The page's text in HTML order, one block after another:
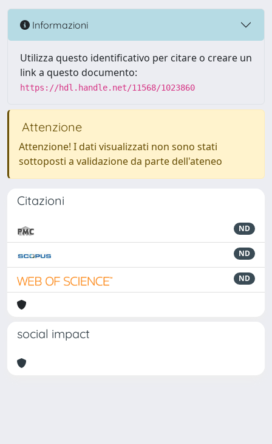
Informazioni
Utilizza questo identificativo per citare o creare un
link a questo documento:
https://hdl.handle.net/11568/1023860
Attenzione
Attenzione! I dati visualizzati non sono stati
sottoposti a validazione da parte dell'ateneo
Citazioni
ND
ND
ND
social impact